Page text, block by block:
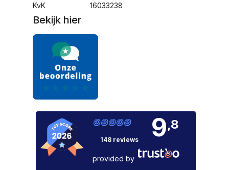
KvK
16033238
Bekijk hier
148 reviews 9,8
provided by